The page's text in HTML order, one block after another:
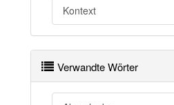
Glaube
Kontext
Verwandte Wörter